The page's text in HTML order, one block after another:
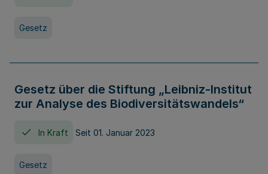
Gesetz
Gesetz über die Stiftung „Leibniz-Institut
zur Analyse des Biodiversitätswandels“
In Kraft Seit 01. Januar 2023
Gesetz